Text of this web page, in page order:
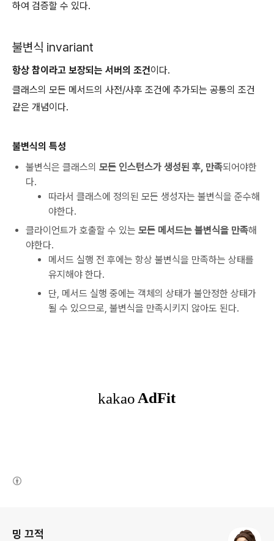
하여 검증할 수 있다.
불변식 invariant
항상 참이라고 보장되는 서버의 조건이다.
클래스의 모든 메서드의 사전/사후 조건에 추가되는 공통의 조건
같은 개념이다.
불변식의 특성
불변식은 클래스의 모든 인스턴스가 생성된 후, 만족되어야한
다.
따라서 클래스에 정의된 모든 생성자는 불변식을 준수해
야한다.
클라이언트가 호출할 수 있는 모든 메서드는 불변식을 만족해
야한다.
메서드 실행 전 후에는 항상 불변식을 만족하는 상태를
유지해야 한다.
단, 메서드 실행 중에는 객체의 상태가 불안정한 상태가
될 수 있으므로, 불변식을 만족시키지 않아도 된다.
밍 끄적